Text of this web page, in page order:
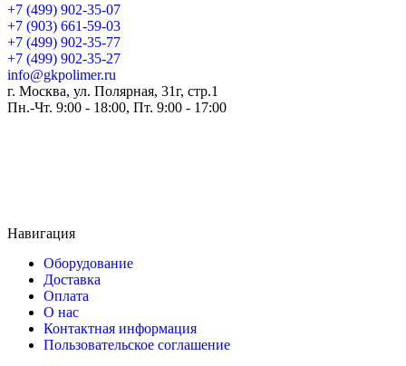
+7 (499) 902-35-07
+7 (903) 661-59-03
+7 (499) 902-35-77
+7 (499) 902-35-27
info@gkpolimer.ru
г. Москва, ул. Полярная, 31г, стр.1
Пн.-Чт. 9:00 - 18:00, Пт. 9:00 - 17:00
Навигация
Оборудование
Доставка
Оплата
О нас
Контактная информация
Пользовательское соглашение